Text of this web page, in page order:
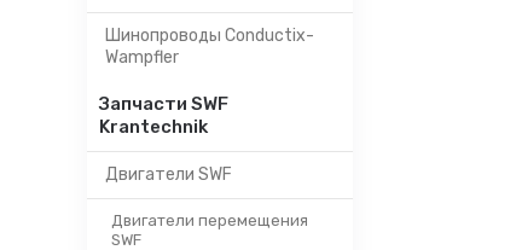
Шинопроводы Conductix-
Wampfler
Запчасти SWF
Krantechnik
Двигатели SWF
Двигатели перемещения
SWF